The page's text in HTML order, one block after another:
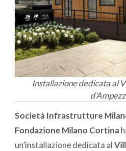
Installazione dedicata al
Società Infrastrutture
Fondazione Milano Cortina
un’installazione dedicata al